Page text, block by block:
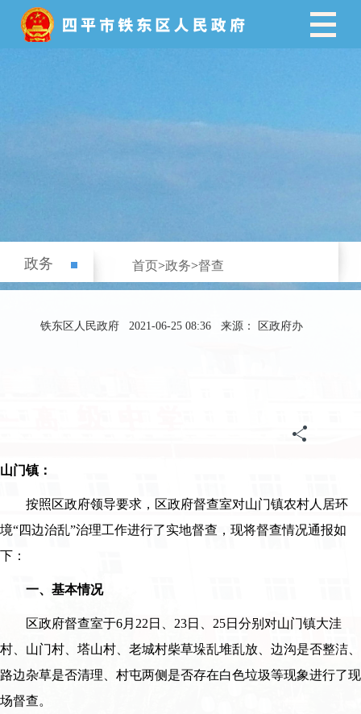
政务 首页>政务>督查
铁东区人民政府 2021-06-25 08:36 来源： 区政府办
山门镇：
按照区政府领导要求，区政府督查室对山门镇农村人居环
境“四边治乱”治理工作进行了实地督查，现将督查情况通报如
下：
一、基本情况
区政府督查室于6月22日、23日、25日分别对山门镇大洼
村、山门村、塔山村、老城村柴草垛乱堆乱放、边沟是否整洁、
路边杂草是否清理、村屯两侧是否存在白色垃圾等现象进行了现
场督查。